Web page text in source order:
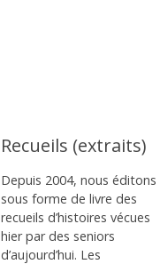
Recueils (extraits)
Depuis 2004, nous éditons
sous forme de livre des
recueils d’histoires vécues
hier par des seniors
d’aujourd’hui. Les